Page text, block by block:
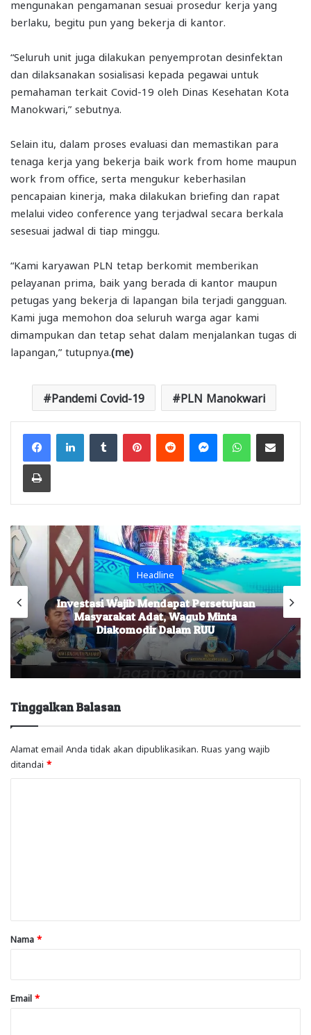
mengunakan pengamanan sesuai prosedur kerja yang
berlaku, begitu pun yang bekerja di kantor.
“Seluruh unit juga dilakukan penyemprotan desinfektan
dan dilaksanakan sosialisasi kepada pegawai untuk
pemahaman terkait Covid-19 oleh Dinas Kesehatan Kota
Manokwari,” sebutnya.
Selain itu, dalam proses evaluasi dan memastikan para
tenaga kerja yang bekerja baik work from home maupun
work from office, serta mengukur keberhasilan
pencapaian kinerja, maka dilakukan briefing dan rapat
melalui video conference yang terjadwal secara berkala
sesesuai jadwal di tiap minggu.
“Kami karyawan PLN tetap berkomit memberikan
pelayanan prima, baik yang berada di kantor maupun
petugas yang bekerja di lapangan bila terjadi gangguan.
Kami juga memohon doa seluruh warga agar kami
dimampukan dan tetap sehat dalam menjalankan tugas di
lapangan,” tutupnya. (me)
Pandemi Covid-19 PLN Manokwari
FacebookLinkedInTumblr PinterestReddit MessengerWhatsAppShare via Email
Print
Headline
Investasi Wajib Mendapat Persetujuan
Masyarakat Adat, Wagub Minta
Diakomodir Dalam RUU
Tinggalkan Balasan
Alamat email Anda tidak akan dipublikasikan. Ruas yang wajib
ditandai *
rNama *
Email *